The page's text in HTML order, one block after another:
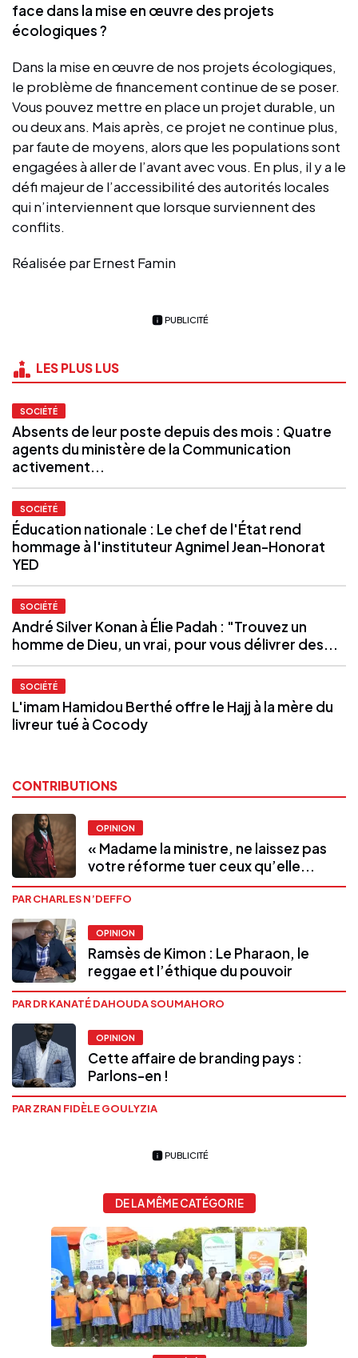
face dans la mise en œuvre des projets
écologiques ?
Dans la mise en œuvre de nos projets écologiques,
le problème de financement continue de se poser.
Vous pouvez mettre en place un projet durable, un
ou deux ans. Mais après, ce projet ne continue plus,
par faute de moyens, alors que les populations sont
engagées à aller de l’avant avec vous. En plus, il y a le
défi majeur de l’accessibilité des autorités locales
qui n’interviennent que lorsque surviennent des
conflits.
Réalisée par Ernest Famin
PUBLICITÉ
LES PLUS LUS
SOCIÉTÉ
Absents de leur poste depuis des mois : Quatre
agents du ministère de la Communication
activement...
SOCIÉTÉ
Éducation nationale : Le chef de l'État rend
hommage à l'instituteur Agnimel Jean-Honorat
YED
SOCIÉTÉ
André Silver Konan à Élie Padah : "Trouvez un
homme de Dieu, un vrai, pour vous délivrer des...
SOCIÉTÉ
L'imam Hamidou Berthé offre le Hajj à la mère du
livreur tué à Cocody
CONTRIBUTIONS
OPINION
« Madame la ministre, ne laissez pas
votre réforme tuer ceux qu’elle...
PAR CHARLES N’DEFFO
OPINION
Ramsès de Kimon : Le Pharaon, le
reggae et l’éthique du pouvoir
PAR DR KANATÉ DAHOUDA SOUMAHORO
OPINION
Cette affaire de branding pays :
Parlons-en !
PAR ZRAN FIDÈLE GOULYZIA
PUBLICITÉ
DE LA MÊME CATÉGORIE